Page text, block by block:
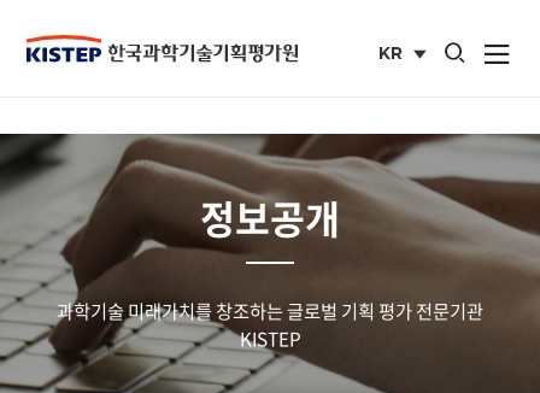
KR
통합검색 열기
사이트맵
정보공개
과학기술 미래가치를 창조하는 글로벌 기획 평가 전문기관
KISTEP